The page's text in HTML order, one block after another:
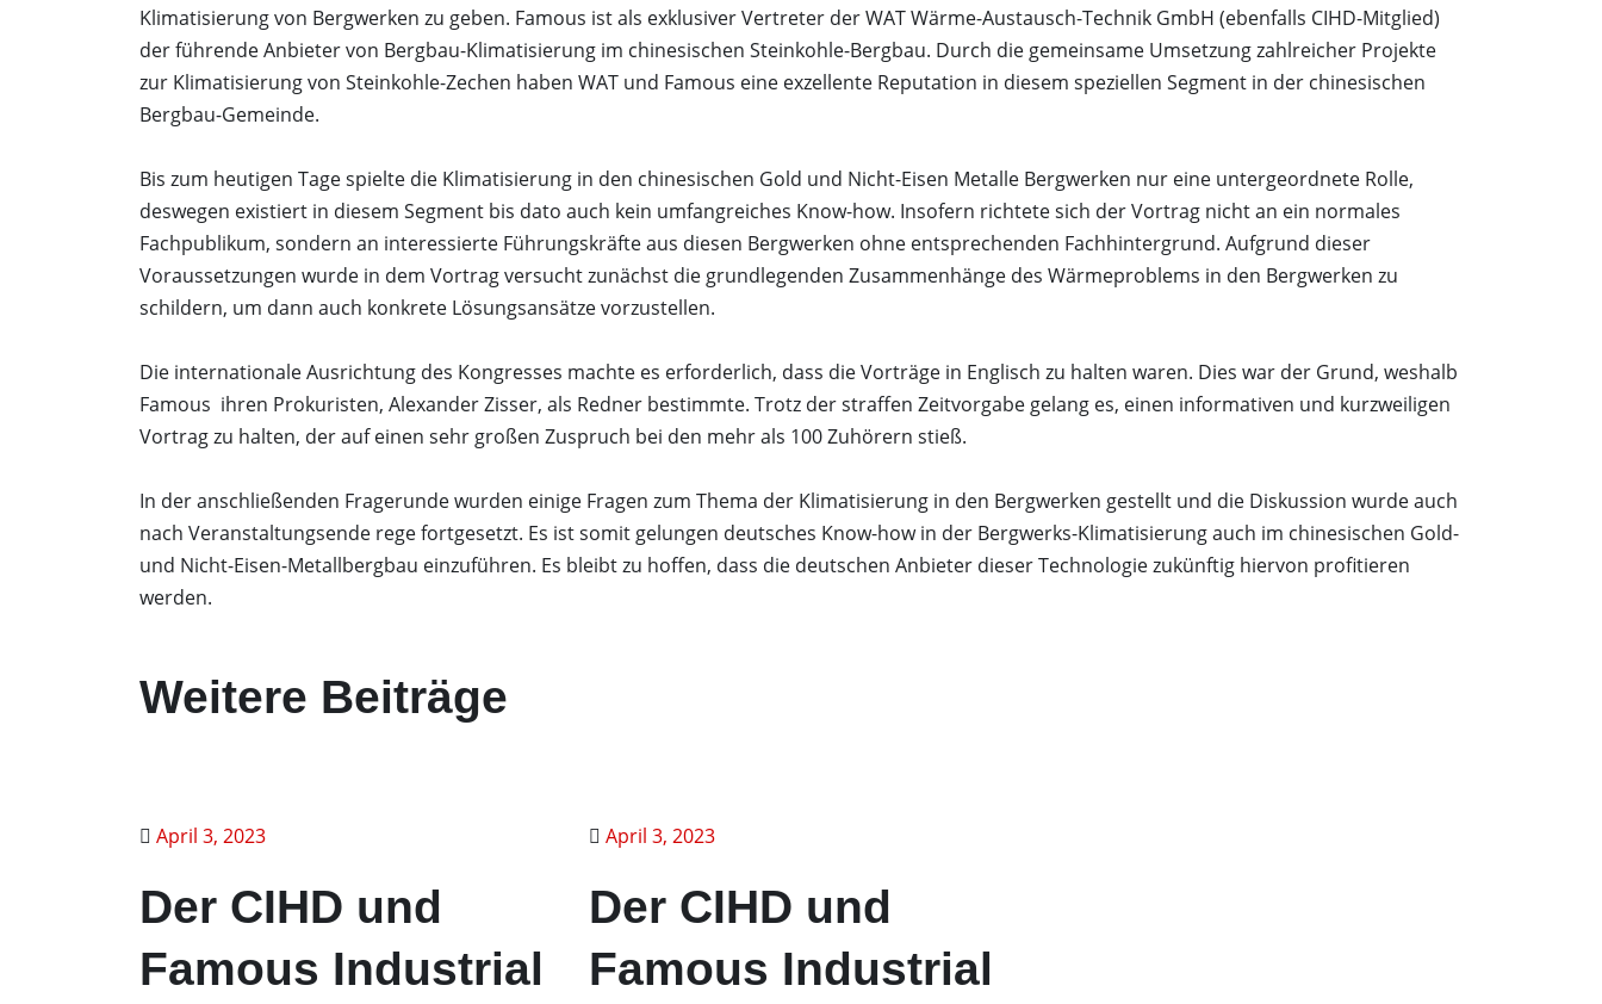
Klimatisierung von Bergwerken zu geben. Famous ist als exklusiver Vertreter der WAT Wärme-Austausch-Technik GmbH (ebenfalls CIHD-Mitglied)
der führende Anbieter von Bergbau-Klimatisierung im chinesischen Steinkohle-Bergbau. Durch die gemeinsame Umsetzung zahlreicher Projekte
zur Klimatisierung von Steinkohle-Zechen haben WAT und Famous eine exzellente Reputation in diesem speziellen Segment in der chinesischen
Bergbau-Gemeinde.
Bis zum heutigen Tage spielte die Klimatisierung in den chinesischen Gold und Nicht-Eisen Metalle Bergwerken nur eine untergeordnete Rolle,
deswegen existiert in diesem Segment bis dato auch kein umfangreiches Know-how. Insofern richtete sich der Vortrag nicht an ein normales
Fachpublikum, sondern an interessierte Führungskräfte aus diesen Bergwerken ohne entsprechenden Fachhintergrund. Aufgrund dieser
Voraussetzungen wurde in dem Vortrag versucht zunächst die grundlegenden Zusammenhänge des Wärmeproblems in den Bergwerken zu
schildern, um dann auch konkrete Lösungsansätze vorzustellen.
Die internationale Ausrichtung des Kongresses machte es erforderlich, dass die Vorträge in Englisch zu halten waren. Dies war der Grund, weshalb
Famous ihren Prokuristen, Alexander Zisser, als Redner bestimmte. Trotz der straffen Zeitvorgabe gelang es, einen informativen und kurzweiligen
Vortrag zu halten, der auf einen sehr großen Zuspruch bei den mehr als 100 Zuhörern stieß.
In der anschließenden Fragerunde wurden einige Fragen zum Thema der Klimatisierung in den Bergwerken gestellt und die Diskussion wurde auch
nach Veranstaltungsende rege fortgesetzt. Es ist somit gelungen deutsches Know-how in der Bergwerks-Klimatisierung auch im chinesischen Gold-
und Nicht-Eisen-Metallbergbau einzuführen. Es bleibt zu hoffen, dass die deutschen Anbieter dieser Technologie zukünftig hiervon profitieren
werden.
Weitere Beiträge
April 3, 2023
Der CIHD und
Famous Industrial
April 3, 2023
Der CIHD und
Famous Industrial